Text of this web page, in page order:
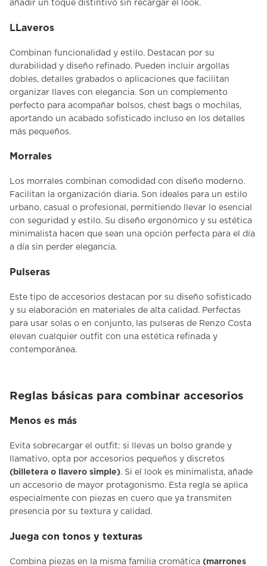
añadir un toque distintivo sin recargar el look.
LLaveros
Combinan funcionalidad y estilo. Destacan por su
durabilidad y diseño refinado. Pueden incluir argollas
dobles, detalles grabados o aplicaciones que facilitan
organizar llaves con elegancia. Son un complemento
perfecto para acompañar bolsos, chest bags o mochilas,
aportando un acabado sofisticado incluso en los detalles
más pequeños.
Morrales
Los morrales combinan comodidad con diseño moderno.
Facilitan la organización diaria. Son ideales para un estilo
urbano, casual o profesional, permitiendo llevar lo esencial
con seguridad y estilo. Su diseño ergonómico y su estética
minimalista hacen que sean una opción perfecta para el día
a día sin perder elegancia.
Pulseras
Este tipo de accesorios destacan por su diseño sofisticado
y su elaboración en materiales de alta calidad. Perfectas
para usar solas o en conjunto, las pulseras de Renzo Costa
elevan cualquier outfit con una estética refinada y
contemporánea.
Reglas básicas para combinar accesorios
Menos es más
Evita sobrecargar el outfit: si llevas un bolso grande y
llamativo, opta por accesorios pequeños y discretos
(billetera o llavero simple). Si el look es minimalista, añade
un accesorio de mayor protagonismo. Esta regla se aplica
especialmente con piezas en cuero que ya transmiten
presencia por su textura y calidad.
Juega con tonos y texturas
Combina piezas en la misma familia cromática (marrones